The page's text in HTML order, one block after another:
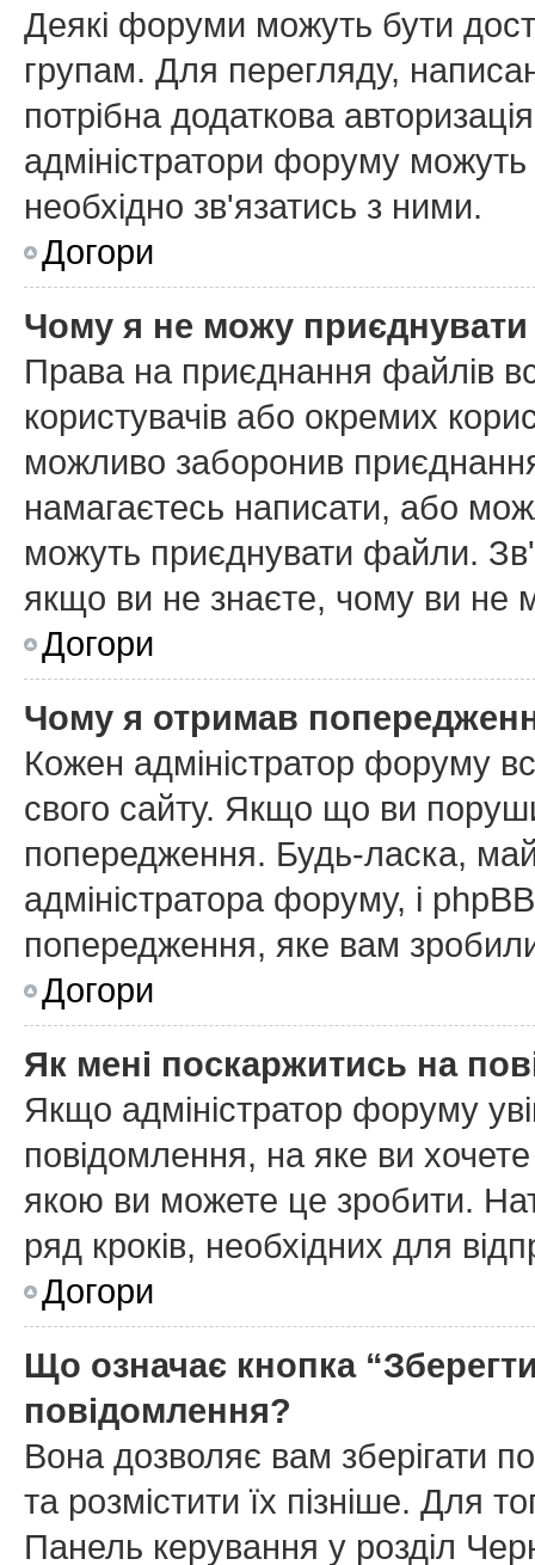
Деякі форуми можуть бути
групам. Для перегляду,
потрібна додаткова
адміністратори форуму
необхідно зв'язатись з ними.
Догори
Чому я не можу
Права на приєднання файлів
користувачів або окремих
можливо заборонив
намагаєтесь написати, або
можуть приєднувати файли.
якщо ви не знаєте, чому ви не
Догори
Чому я отримав
Кожен адміністратор форуму
свого сайту. Якщо що ви
попередження. Будь-ласка,
адміністратора форуму, і
попередження, яке вам
Догори
Як мені поскаржитись на
Якщо адміністратор форуму
повідомлення, на яке ви
якою ви можете це зробити.
ряд кроків, необхідних для
Догори
Що означає кнопка
повідомлення?
Вона дозволяє вам зберігати
та розмістити їх пізніше. Для
Панель керування у розділ